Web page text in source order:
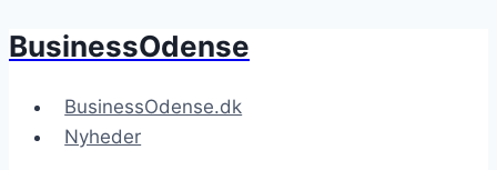
Fortsæt
indhold
BusinessOdense
BusinessOdense.dk
Nyheder